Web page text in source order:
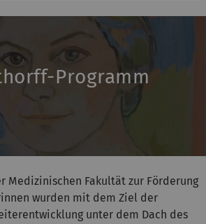
Programm
Medizinischen Fakultät zur Förderung
wurden mit dem Ziel der
unter dem Dach des